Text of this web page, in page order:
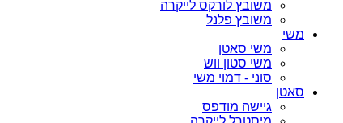
משובץ לורקס לייקרה
משובץ פלנל
משי
משי סאטן
משי סטון ווש
סוני - דמוי משי
סאטן
גיישה מודפס